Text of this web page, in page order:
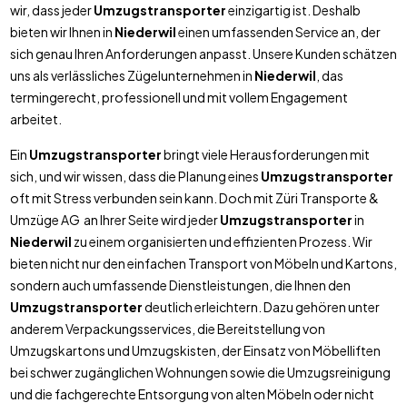
wir, dass jederUmzugstransportereinzigartig ist. Deshalb
bieten wir Ihnen in Niederwileinen umfassenden Service an, der
sich genau Ihren Anforderungen anpasst. Unsere Kunden schätzen
uns als verlässliches Zügelunternehmen in Niederwil , das
termingerecht, professionell und mit vollem Engagement
arbeitet.
Ein Umzugstransporterbringt viele Herausforderungen mit
sich, und wir wissen, dass die Planung eines Umzugstransporter
oft mit Stress verbunden sein kann. Doch mit Züri Transporte &
Umzüge AG an Ihrer Seite wird jederUmzugstransporterin
Niederwil zu einem organisierten und effizienten Prozess. Wir
bieten nicht nur den einfachen Transport von Möbeln und Kartons,
sondern auch umfassende Dienstleistungen, die Ihnen den
Umzugstransporterdeutlich erleichtern. Dazu gehören unter
anderem Verpackungsservices, die Bereitstellung von
Umzugskartons und Umzugskisten, der Einsatz von Möbelliften
bei schwer zugänglichen Wohnungen sowie die Umzugsreinigung
und die fachgerechte Entsorgung von alten Möbeln oder nicht